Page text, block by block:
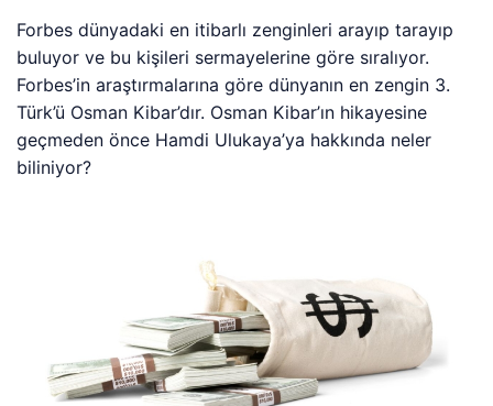
Forbes dünyadaki en itibarlı zenginleri arayıp tarayıp
buluyor ve bu kişileri sermayelerine göre sıralıyor.
Forbes’in araştırmalarına göre dünyanın en zengin 3.
Türk’ü Osman Kibar’dır. Osman Kibar’ın hikayesine
geçmeden önce Hamdi Ulukaya’ya hakkında neler
biliniyor?